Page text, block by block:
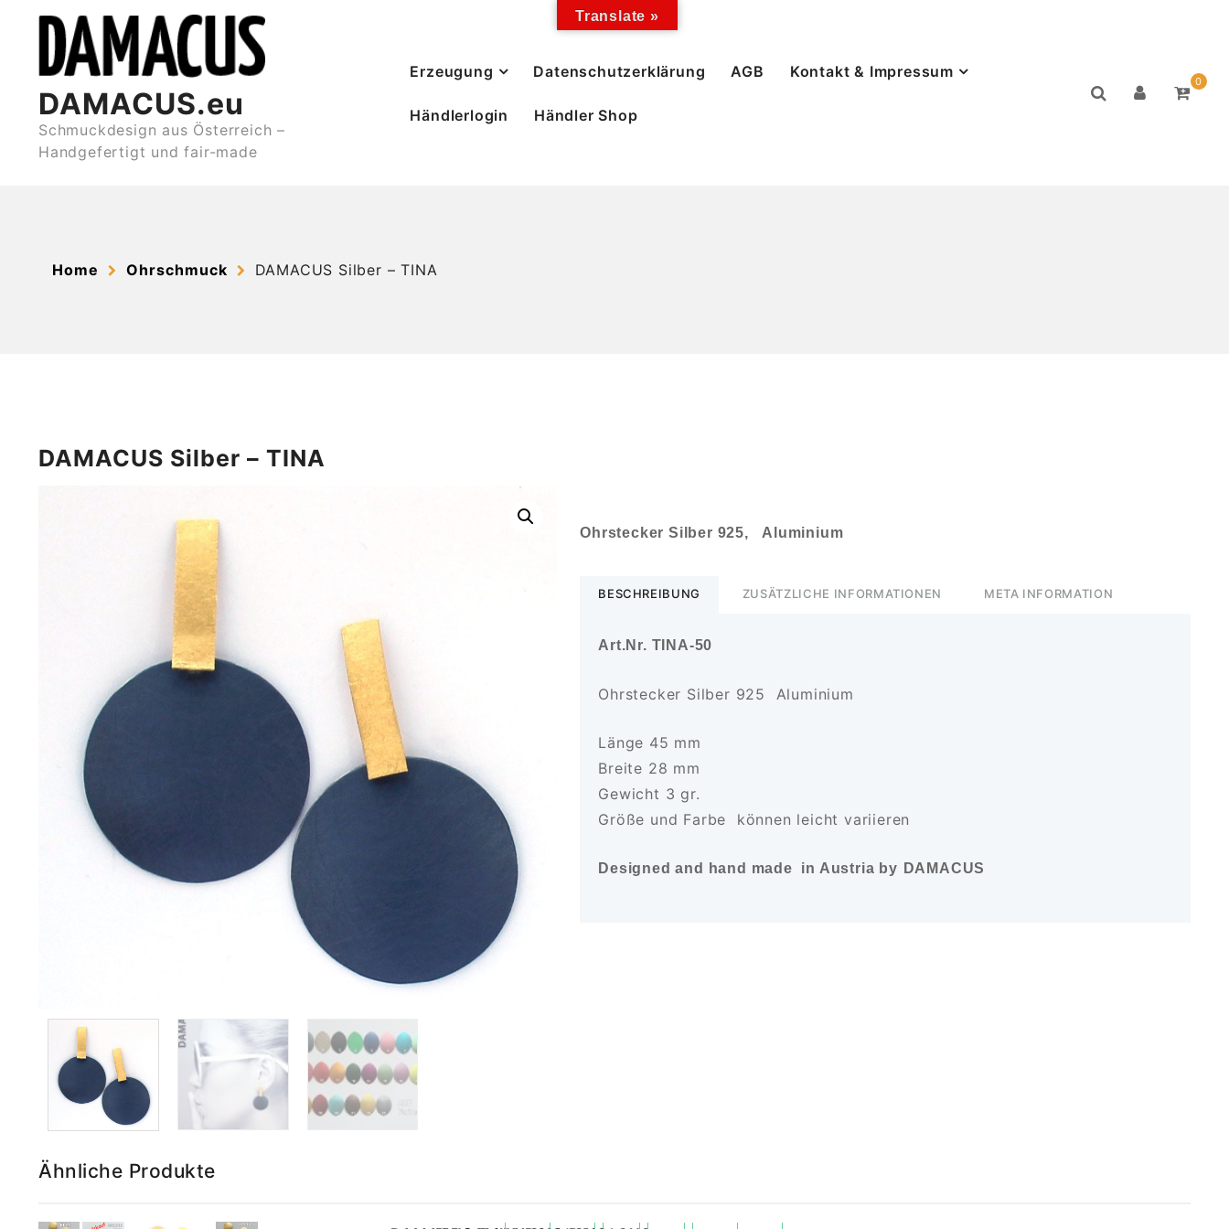
content
DAMACUS.eu
Schmuckdesign aus Österreich –
Handgefertigt und fair-made
Erzeugung Datenschutzerklärung AGB Kontakt & Impressum
Händlerlogin Händler Shop
0
Home Ohrschmuck DAMACUS Silber – TINA
DAMACUS Silber – TINA
Ohrstecker Silber 925, Aluminium
BESCHREIBUNG ZUSÄTZLICHE INFORMATIONEN META INFORMATION
Art.Nr. TINA-50
Ohrstecker Silber 925 Aluminium
Länge 45 mm
Breite 28 mm
Gewicht 3 gr.
Größe und Farbe können leicht variieren
Designed and hand made in Austria by DAMACUS
Ähnliche Produkte
Translate »